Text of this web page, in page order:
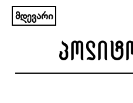
მდევარი